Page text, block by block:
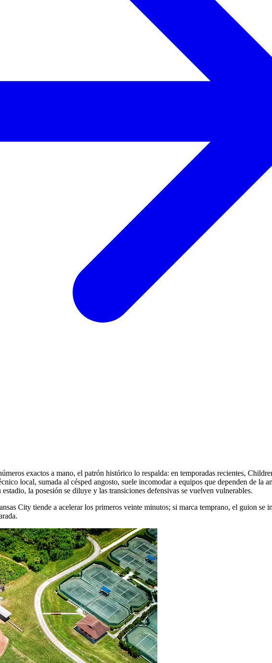
exactos a mano, el patrón histórico lo respalda: en temporadas recientes,
local, sumada al césped angosto, suele incomodar a equipos que dependen de la
la posesión se diluye y las transiciones defensivas se vuelven vulnerables.
City tiende a acelerar los primeros veinte minutos; si marca temprano, el guion se